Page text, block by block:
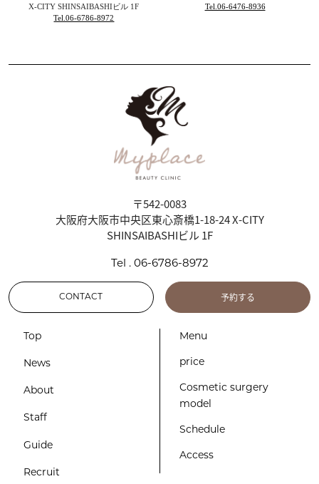
X-CITY SHINSAIBASHIビル 1F
Tel.06-6786-8972
Tel.06-6476-8936
〒542-0083
大阪府大阪市中央区東心斎橋1-18-24 X-CITY
SHINSAIBASHIビル 1F
Tel . 06-6786-8972
CONTACT 予約する
Top
News
About
Staff
Guide
Recruit
Menu
price
Cosmetic surgery
model
Schedule
Access